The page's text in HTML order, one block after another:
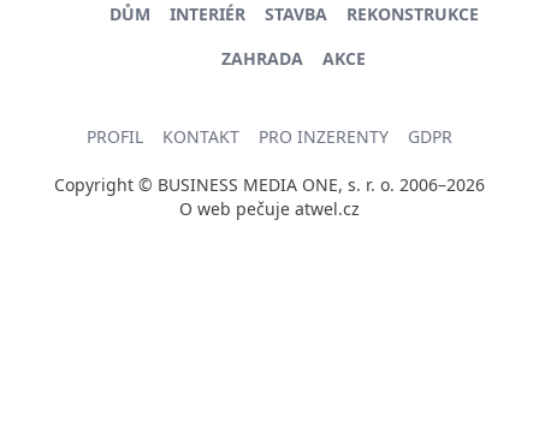
DŮM INTERIÉR STAVBA
REKONSTRUKCE
ZAHRADA
AKCE
PROFIL KONTAKT PRO INZERENTY GDPR
Copyright © BUSINESS MEDIA ONE, s. r. o. 2006–2026